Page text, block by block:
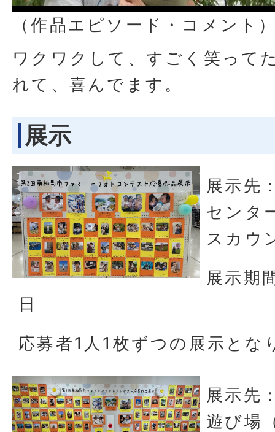
（作品エピソード・コメント
ワクワクして、すごく笑って
れて、喜んでます。
展示
展示先
センタ
スカウ
展示期
日
応募者1人1枚ずつの展示とな
展示先
遊び場